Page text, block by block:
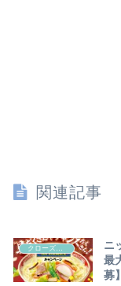
関連記事
ニ
最
募